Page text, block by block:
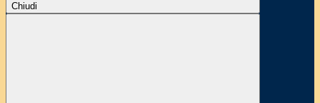
Chiudi